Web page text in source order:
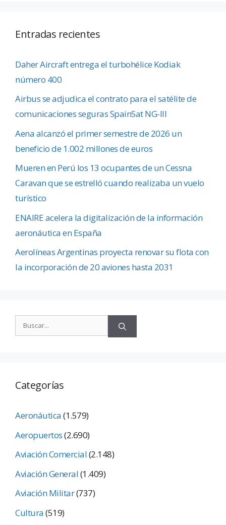
Entradas recientes
Daher Aircraft entrega el turbohélice Kodiak
número 400
Airbus se adjudica el contrato para el satélite de
comunicaciones seguras SpainSat NG-III
Aena alcanzó el primer semestre de 2026 un
beneficio de 1.002 millones de euros
Mueren en Perú los 13 ocupantes de un Cessna
Caravan que se estrelló cuando realizaba un vuelo
turístico
ENAIRE acelera la digitalización de la información
aeronáutica en España
Aerolíneas Argentinas proyecta renovar su flota con
la incorporación de 20 aviones hasta 2031
Categorías
Aeronáutica(1.579)
Aeropuertos(2.690)
Aviación Comercial(2.148)
Aviación General(1.409)
Aviación Militar(737)
Cultura(519)